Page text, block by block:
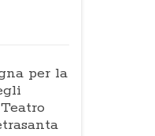
per la